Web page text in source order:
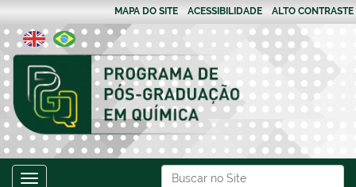
Busca
MAPA DO SITE ACESSIBILIDADE ALTO CONTRASTE
Toggle navigation